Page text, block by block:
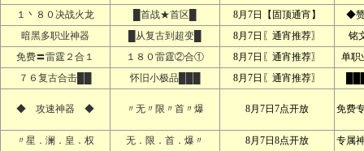
１丶８０决战火龙
█首战★首区█ 8月7日【固顶通宵】
◆
暗黑多职业神器
█从复古到超变█ 8月7日〖通宵推荐〗
铭
免费〓雷霆２合１
１８０雷霆②合① 8月7日〖通宵推荐〗
单职
７６复古合击██
怀旧小极品███ 8月7日〖通宵推荐〗
◆ 攻速神器 ◆ 〃无〃限〃首〃爆 8月7日7点开放 免费
〃星．澜．皇．权 无．限．首．爆〃 8月7日8点开放
专属